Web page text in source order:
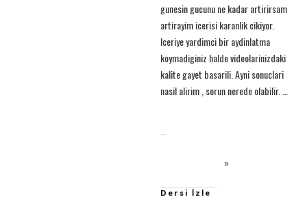
gunesin gucunu ne kadar artirirsam
artirayim icerisi karanlik cikiyor.
Iceriye yardimci bir aydinlatma
koymadiginiz halde videolarinizdaki
kalite gayet basarili. Ayni sonuclari
nasil alirim , sorun nerede olabilir.
Dersi İzle